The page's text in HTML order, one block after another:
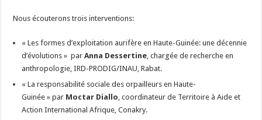
Nous écouterons trois interventions:
« Les formes d’exploitation aurifère en Haute-Guinée: une décennie
d’évolutions » parAnna Dessertine , chargée de recherche en
anthropologie, IRD-PRODIG/INAU, Rabat.
« La responsabilité sociale des orpailleurs en Haute-
Guinée » par Moctar Diallo , coordinateur de Territoire à Aide et
Action International Afrique, Conakry.